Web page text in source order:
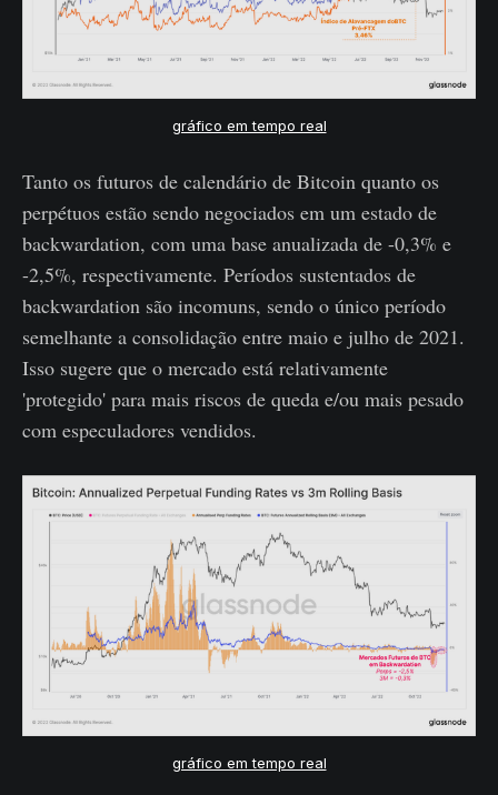
gráfico em tempo real
Tanto os futuros de calendário de Bitcoin quanto os
perpétuos estão sendo negociados em um estado de
backwardation, com uma base anualizada de -0,3% e
-2,5%, respectivamente. Períodos sustentados de
backwardation são incomuns, sendo o único período
semelhante a consolidação entre maio e julho de 2021.
Isso sugere que o mercado está relativamente
'protegido' para mais riscos de queda e/ou mais pesado
com especuladores vendidos.
gráfico em tempo real